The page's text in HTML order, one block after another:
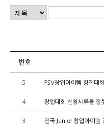
번호
5 PSV창업아이템 경진대
4 창업대회 신청서류를 잘
3 전국 Junior 창업아이템